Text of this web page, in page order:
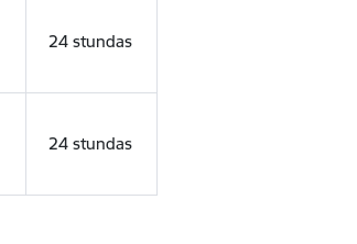
24 stundas
24 stundas